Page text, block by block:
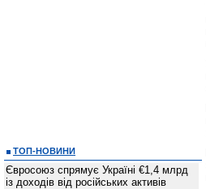
ТОП-НОВИНИ
Євросоюз спрямує Україні €1,4 млрд
із доходів від російських активів